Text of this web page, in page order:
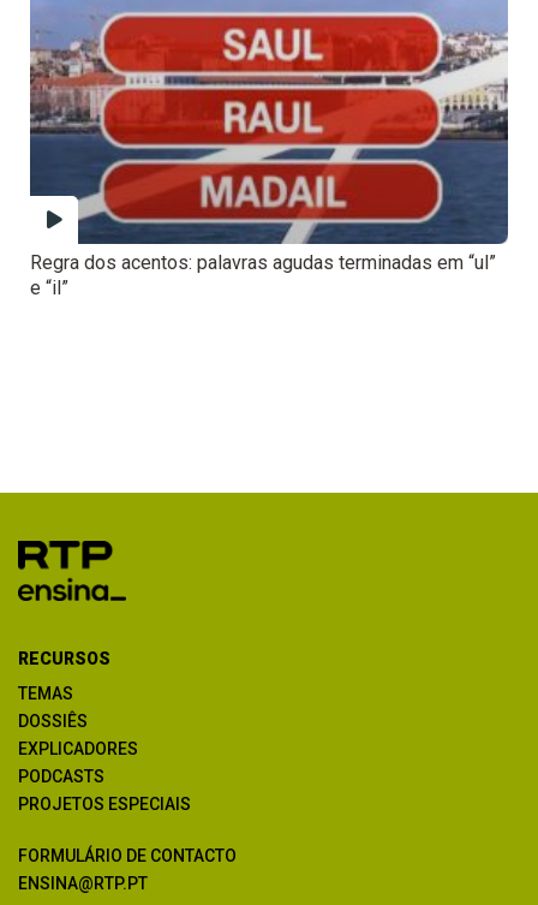
Regra dos acentos: palavras agudas terminadas em “ul”
e “il”
RECURSOS
TEMAS
DOSSIÊS
EXPLICADORES
PODCASTS
PROJETOS ESPECIAIS
FORMULÁRIO DE CONTACTO
ENSINA@RTP.PT